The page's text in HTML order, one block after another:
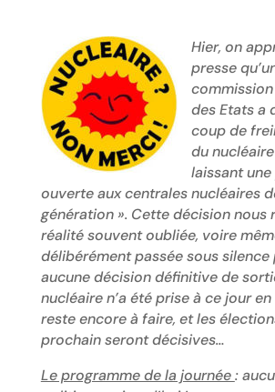
Hier, on
presse
des Etats a
coup de
du
laissant
ouverte aux centrales nucléaires
génération ». Cette décision nous
réalité souvent oubliée, voire
délibérément passée sous silence
aucune décision définitive de
nucléaire n’a été prise à ce jour en
reste encore à faire, et les
prochain seront décisives…
Le programme de la journée: